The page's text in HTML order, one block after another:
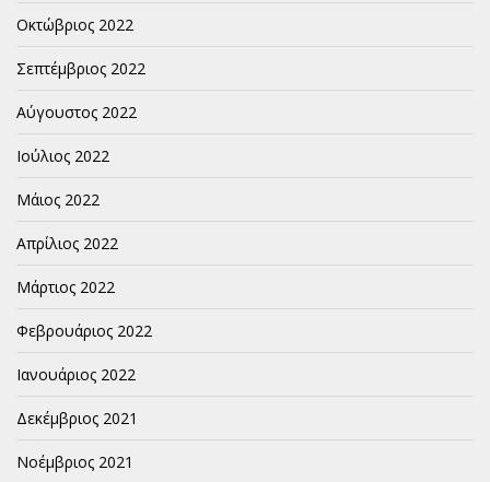
Οκτώβριος 2022
Σεπτέμβριος 2022
Αύγουστος 2022
Ιούλιος 2022
Μάιος 2022
Απρίλιος 2022
Μάρτιος 2022
Φεβρουάριος 2022
Ιανουάριος 2022
Δεκέμβριος 2021
Νοέμβριος 2021